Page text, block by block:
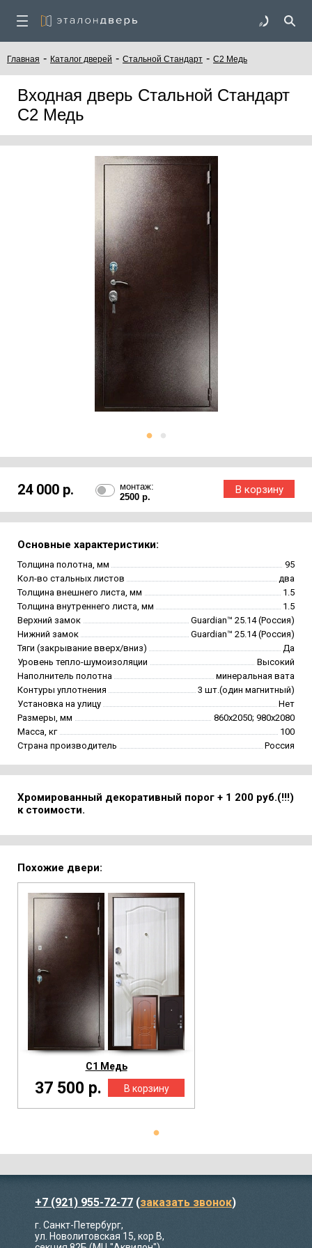
Главная - Каталог дверей - Стальной Стандарт - С2 Медь
Входная дверь Стальной Стандарт
С2 Медь
24 000 р.
монтаж:
2500 р.
Основные характеристики:
Толщина полотна, мм
95
Кол-во стальных листов
два
Толщина внешнего листа, мм
1.5
Толщина внутреннего листа, мм
1.5
Верхний замок
Guardian™ 25.14 (Россия)
Нижний замок
Guardian™ 25.14 (Россия)
Тяги (закрывание вверх/вниз)
Да
Уровень тепло-шумоизоляции
Высокий
Наполнитель полотна
минеральная вата
Контуры уплотнения
3 шт.(один магнитный)
Установка на улицу
Нет
Размеры, мм
860х2050; 980х2080
Масса, кг
100
Страна производитель
Россия
Хромированный декоративный порог + 1 200 руб.(!!!)
к стоимости.
Похожие двери:
С1 Медь
37 500 р.
+7 (921) 955-72-77 (заказать звонок)
г. Санкт-Петербург,
ул. Новолитовская 15, кор В,